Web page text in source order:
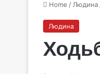
Home / Людина
Людина